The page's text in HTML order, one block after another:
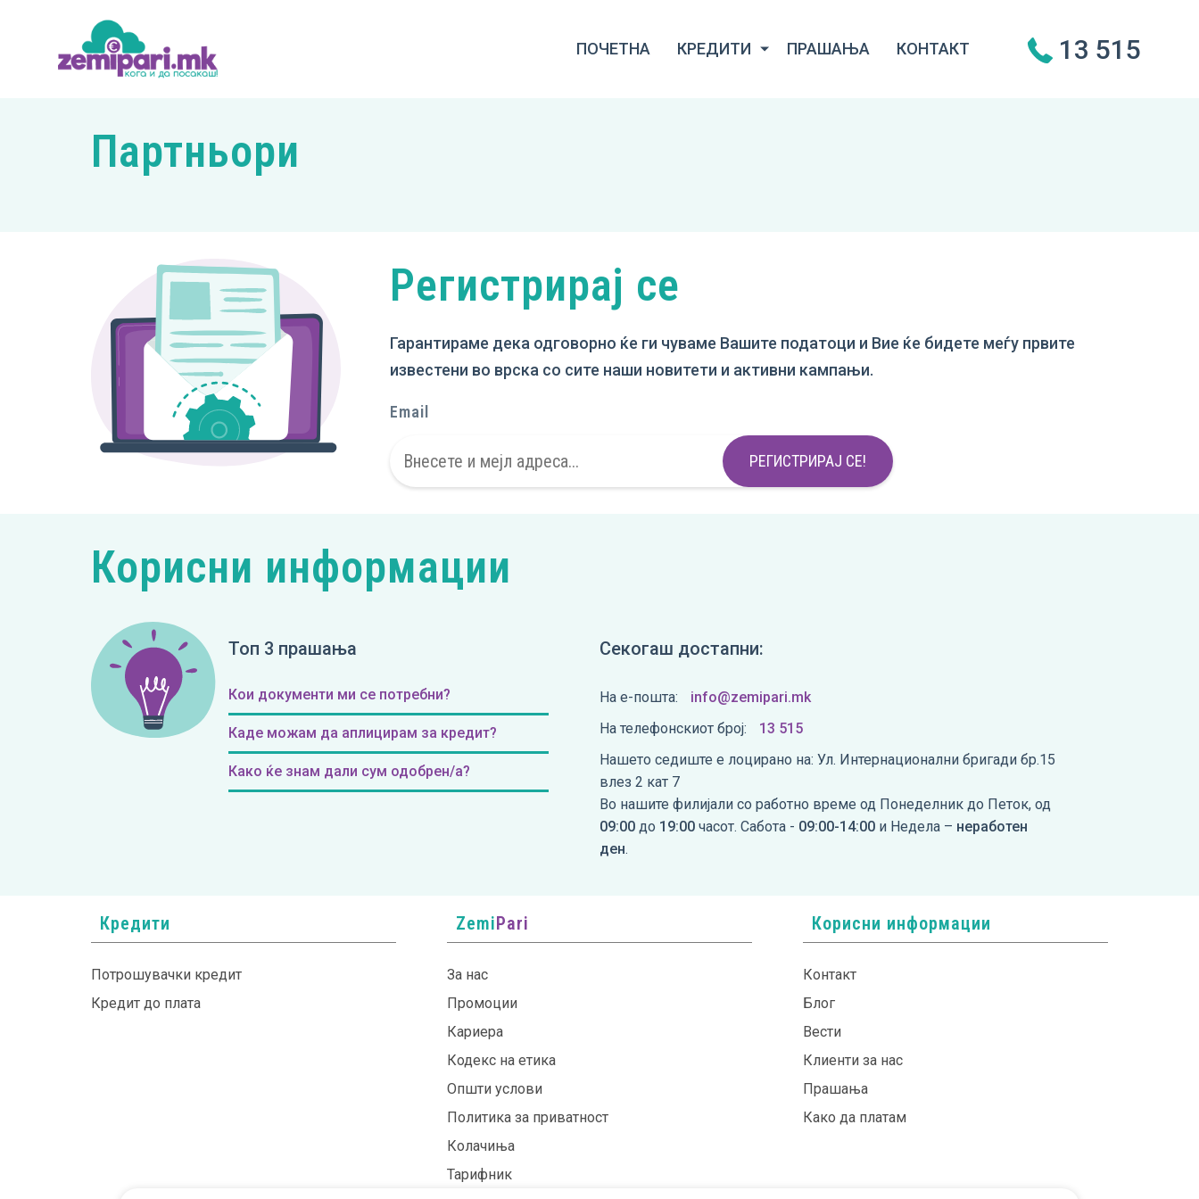
ПОЧЕТНА КРЕДИТИ ПРАШАЊА КОНТАКТ 13 515
Партньори
Регистрирај се
Гарантираме дека одговорно ќе ги чуваме Вашите податоци и Вие ќе бидете меѓу првите
известени во врска со сите наши новитети и активни кампањи.
Email
РЕГИСТРИРАЈ СЕ!
Корисни информации
Топ 3 прашања
Кои документи ми се потребни?
Каде можам да аплицирам за кредит?
Како ќе знам дали сум одобрен/а?
Секогаш достапни:
На е-пошта:
info@zemipari.mk
На телефонскиот број:
13 515
Нашето седиште е лоцирано на: Ул. Интернационални бригади бр.15
влез 2 кат 7
Во нашите филијали со работно време од Понеделник до Петок, од
09:00 до 19:00 часот. Сабота - 09:00-14:00 и Недела – неработен
ден.
Кредити
Потрошувачки кредит
Кредит до плата
ZemiPari
За нас
Промоции
Кариера
Кодекс на етика
Општи услови
Политика за приватност
Колачиња
Тарифник
Корисни информации
Контакт
Блог
Вести
Клиенти за нас
Прашања
Како да платам